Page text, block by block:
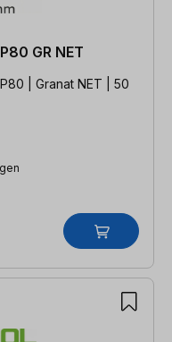
GR NET
| Granat NET | 50